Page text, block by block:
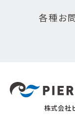
各種お
株式会社